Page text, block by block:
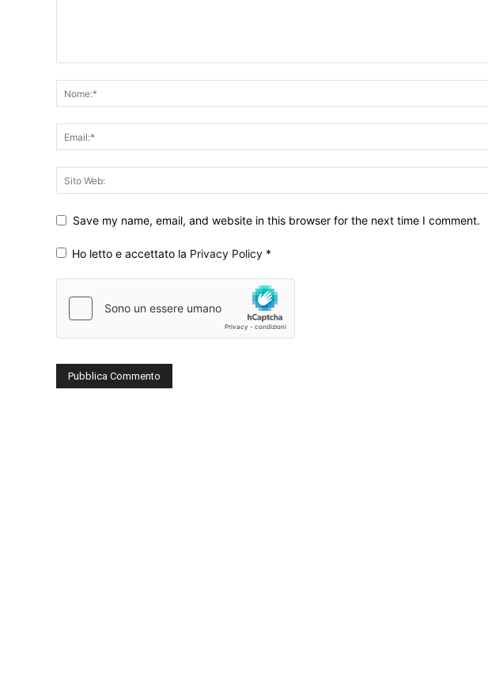
Save my name, email, and website in this browser for the next time I comment.
Ho letto e accettato la Privacy Policy *